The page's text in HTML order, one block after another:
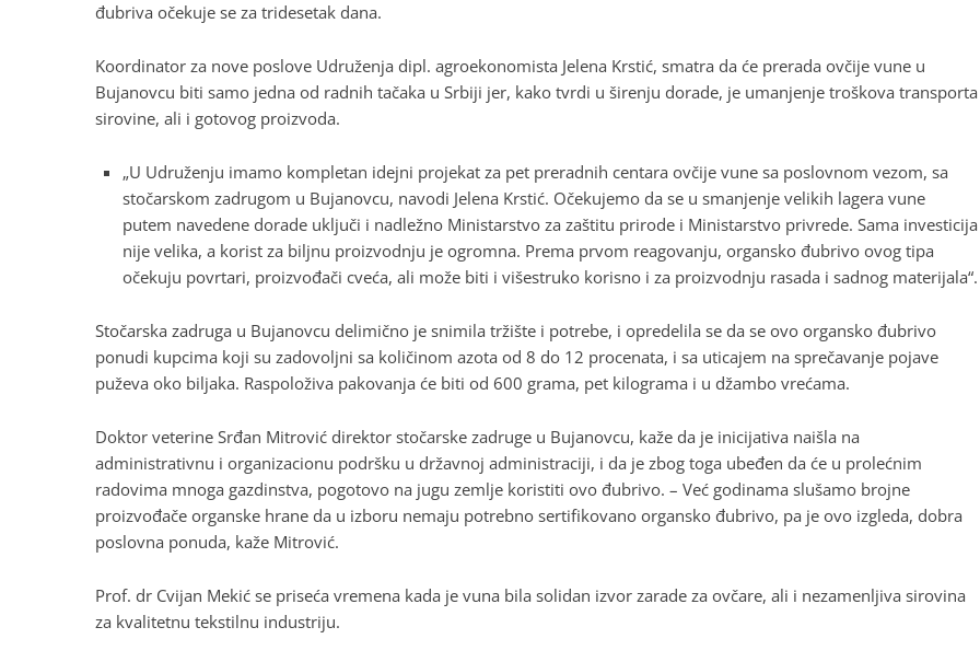
đubriva očekuje se za tridesetak dana.
Koordinator za nove poslove Udruženja dipl. agroekonomista Jelena Krstić, smatra da će prerada ovčije vune u
Bujanovcu biti samo jedna od radnih tačaka u Srbiji jer, kako tvrdi u širenju dorade, je umanjenje troškova transporta
sirovine, ali i gotovog proizvoda.
„U Udruženju imamo kompletan idejni projekat za pet preradnih centara ovčije vune sa poslovnom vezom, sa
stočarskom zadrugom u Bujanovcu, navodi Jelena Krstić. Očekujemo da se u smanjenje velikih lagera vune
putem navedene dorade uključi i nadležno Ministarstvo za zaštitu prirode i Ministarstvo privrede. Sama investicija
nije velika, a korist za biljnu proizvodnju je ogromna. Prema prvom reagovanju, organsko đubrivo ovog tipa
očekuju povrtari, proizvođači cveća, ali može biti i višestruko korisno i za proizvodnju rasada i sadnog materijala“.
Stočarska zadruga u Bujanovcu delimično je snimila tržište i potrebe, i opredelila se da se ovo organsko đubrivo
ponudi kupcima koji su zadovoljni sa količinom azota od 8 do 12 procenata, i sa uticajem na sprečavanje pojave
puževa oko biljaka. Raspoloživa pakovanja će biti od 600 grama, pet kilograma i u džambo vrećama.
Doktor veterine Srđan Mitrović direktor stočarske zadruge u Bujanovcu, kaže da je inicijativa naišla na
administrativnu i organizacionu podršku u državnoj administraciji, i da je zbog toga ubeđen da će u prolećnim
radovima mnoga gazdinstva, pogotovo na jugu zemlje koristiti ovo đubrivo. – Već godinama slušamo brojne
proizvođače organske hrane da u izboru nemaju potrebno sertifikovano organsko đubrivo, pa je ovo izgleda, dobra
poslovna ponuda, kaže Mitrović.
Prof. dr Cvijan Mekić se priseća vremena kada je vuna bila solidan izvor zarade za ovčare, ali i nezamenljiva sirovina
za kvalitetnu tekstilnu industriju.